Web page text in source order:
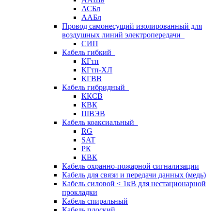
АСБл
ААБл
Провод самонесущий изолированный для
воздушных линий электропередачи
СИП
Кабель гибкий
КГтп
КГтп-ХЛ
КГВВ
Кабель гибридный
ККСВ
КВК
ШВЭВ
Кабель коаксиальный
RG
SAT
РК
КВК
Кабель охранно-пожарной сигнализации
Кабель для связи и передачи данных (медь)
Кабель силовой < 1кВ для нестационарной
прокладки
Кабель спиральный